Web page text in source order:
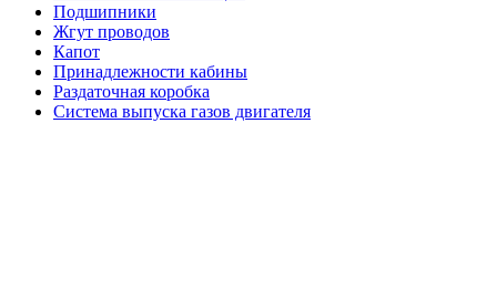
Подшипники
Жгут проводов
Капот
Принадлежности кабины
Раздаточная коробка
Система выпуска газов двигателя